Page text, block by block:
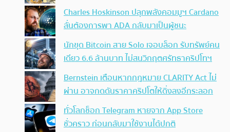
Charles Hoskinson ปลุกพลังคอมมูฯ Cardano
ลั่นต้องการพา ADA กลับมาเป็นผู้ชนะ
นักขุด Bitcoin สาย Solo เจอบล็อก รับทรัพย์คน
เดียว 6.6 ล้านบาท ไม่สนวิกฤตศรัทธาคริปโทฯ
Bernstein เตือนหากกฎหมาย CLARITY Act ไม่
ผ่าน อาจกดดันราคาคริปโตให้ดิ่งลงอีกระลอก
ทั่วโลกช็อก Telegram หายจาก App Store
ชั่วคราว ก่อนกลับมาใช้งานได้ปกติ